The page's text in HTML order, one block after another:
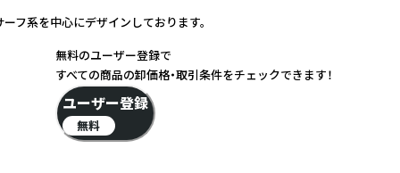
フ系を中心にデザインしております。
無料のユーザー登録で
すべての商品の卸価格・取引条件をチェックできます！
ユーザー登録
無料